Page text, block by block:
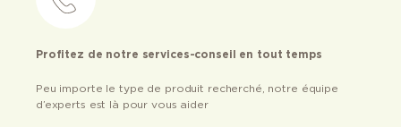
Profitez de notre services-conseil en tout temps
Peu importe le type de produit recherché, notre équipe
d’experts est là pour vous aider